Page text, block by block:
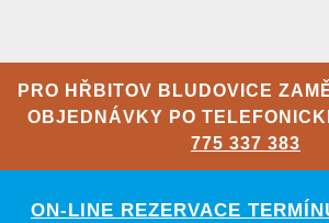
PRO HŘBITOV BLUDOVICE
OBJEDNÁVKY PO
775 337 383
ON-LINE REZERVACE